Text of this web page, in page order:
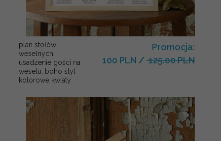
plan stołów
weselnych
usadzenie gości na
weselu, boho styl
kolorowe kwiaty
Promocja:
100 PLN / 125.00 PLN